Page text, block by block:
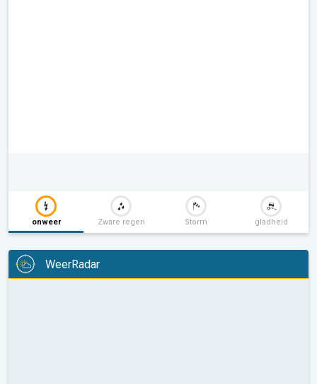
onweer Zware regen Storm gladheid
WeerRadar